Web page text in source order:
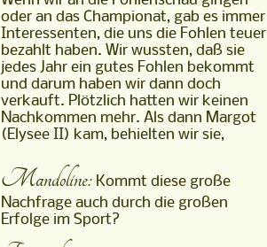
oder an das Championat, gab es immer
Interessenten, die uns die Fohlen teuer
bezahlt haben. Wir wussten, daß sie
jedes Jahr ein gutes Fohlen bekommt
und darum haben wir dann doch
verkauft. Plötzlich hatten wir keinen
Nachkommen mehr. Als dann Margot
(Elysee II) kam, behielten wir sie,
Mandoline: Kommt diese große
Nachfrage auch durch die großen
Erfolge im Sport?